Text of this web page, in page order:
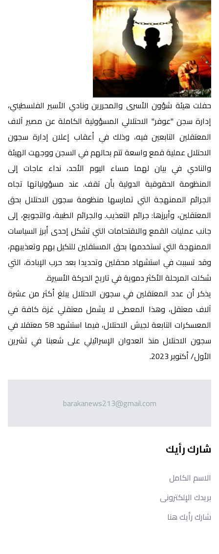
حفلت هيئة شؤون الأسرى والمحررين ونادي الأسير الفلسطيني،
إدارة سجن "عوفر" الاحتلالي المسؤولية الكاملة عن مصير آلاف
المعتقلين التابعين فيه، وذلك في أعقاب إعلان إدارة سجون
الاحتلال عملية قمع واسعة تتم بحالهم في السجن ووجهت الهيئة
والنادي في بيان لهما مساء اليوم الأحد، نداء عاجات إلى
المنظومة الحقوقية الدولية بأن تقف. عند مسؤولياتها تجاه
الجرائم الممنهجة التي تمارسها منظومة سجون الاحتلال بحق
المعتقلين، وأبرزها: جرائم التعذيب. والجرائم الطبية، والتجويع، إلى
جانب عمليات القمع والاقتحامات التي تشكل إحدى أبرز السياسات
الممنهجة التي تستخدمها بحق المستقلين للتكيل بهم وتعذيبهم،
وقد تسببت في استشهاد محقلين وتحديدا بعد حرب الإبادة، التي
شكلت المرحلة الأكثر دموية في تاريخ الحركة الأسيرة.
يذكر أن عدد المعتقلين في سجون الاحتلال يبلغ أكثر من عشرة
آلاف معتقل، وهذا المعطى لا يشمل معتقلي غزة كافة في
المعسكرات التابعة لجيش الاحتلال، فيما استشهد 58 معتقلا في
سجون الاحتلال منذ العدوان الإسرائيلي على شعبنا في تشرين
الأول/ أكتوبر 2023.
barakanews213@gmail.com
شارك رأيك